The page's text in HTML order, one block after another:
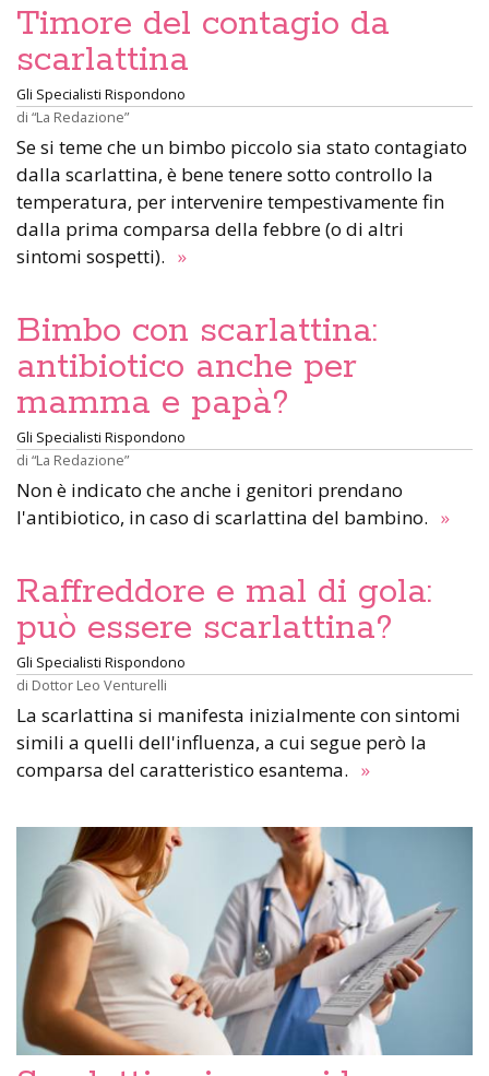
Timore del contagio da
scarlattina
Gli Specialisti Rispondono
di “La Redazione”
Se si teme che un bimbo piccolo sia stato contagiato
dalla scarlattina, è bene tenere sotto controllo la
temperatura, per intervenire tempestivamente fin
dalla prima comparsa della febbre (o di altri
sintomi sospetti). »
Bimbo con scarlattina:
antibiotico anche per
mamma e papà?
Gli Specialisti Rispondono
di “La Redazione”
Non è indicato che anche i genitori prendano
l'antibiotico, in caso di scarlattina del bambino. »
Raffreddore e mal di gola:
può essere scarlattina?
Gli Specialisti Rispondono
di Dottor Leo Venturelli
La scarlattina si manifesta inizialmente con sintomi
simili a quelli dell'influenza, a cui segue però la
comparsa del caratteristico esantema. »